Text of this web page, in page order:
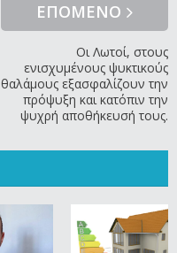
ΕΠΟΜΕΝΟ
Οι Λωτοί, στους
ενισχυμένους ψυκτικούς
θαλάμους εξασφαλίζουν την
πρόψυξη και κατόπιν την
ψυχρή αποθήκευσή τους.